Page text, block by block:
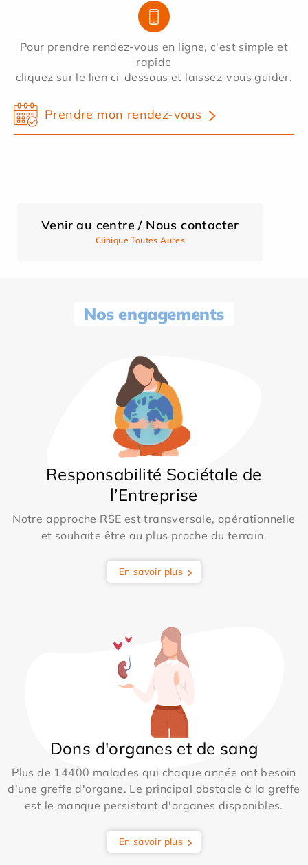
Pour prendre rendez-vous en ligne, c'est simple et
rapide
cliquez sur le lien ci-dessous et laissez-vous guider.
Prendre mon rendez-vous
Venir au centre / Nous contacter
Clinique Toutes Aures
Nos engagements
Responsabilité Sociétale de
l’Entreprise
Notre approche RSE est transversale, opérationnelle
et souhaite être au plus proche du terrain.
En savoir plus
Dons d'organes et de sang
Plus de 14400 malades qui chaque année ont besoin
d'une greffe d'organe. Le principal obstacle à la greffe
est le manque persistant d'organes disponibles.
En savoir plus